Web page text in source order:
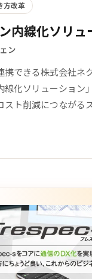
方改革
内線化ソリュ
ン
携できる株式会社ネ
線化ソリューション
ト削減につながる